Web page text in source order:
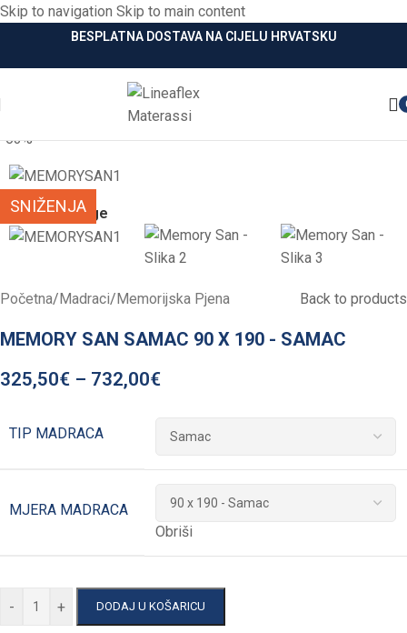
Skip to navigation Skip to main content
BESPLATNA DOSTAVA NA CIJELU HRVATSKU
-63%
SNIŽENJA
Click to enlarge
Početna/ Madraci/ Memorijska Pjena Back to products
MEMORY SAN SAMAC 90 X 190 - SAMAC
325,50€ – 732,00€
TIP MADRACA
MJERA MADRACA
Obriši
- + DODAJ U KOŠARICU